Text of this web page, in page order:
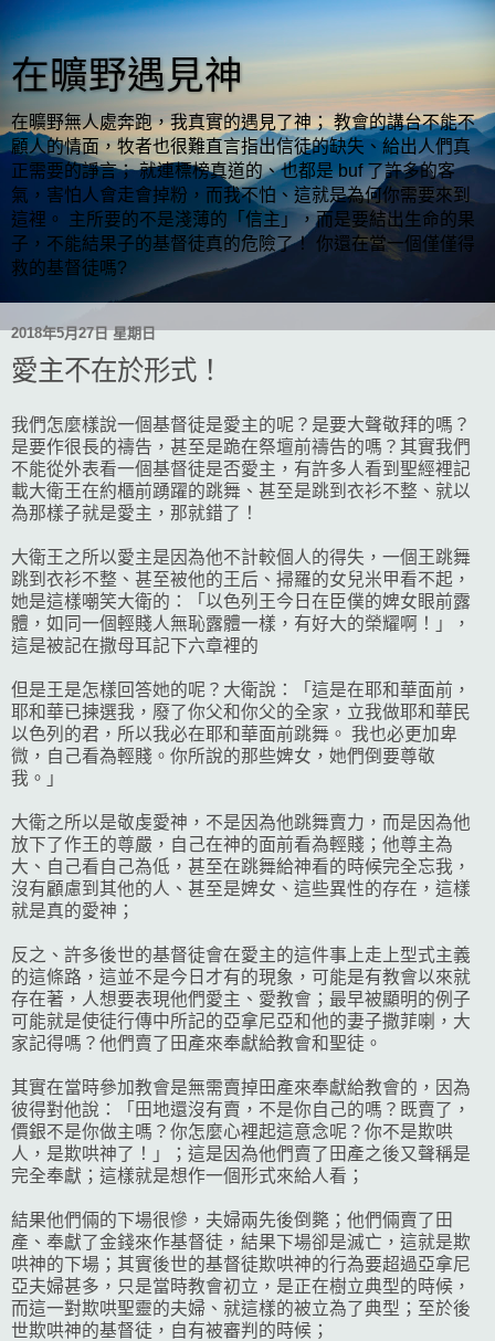
在曠野遇見神
在曠野無人處奔跑，我真實的遇見了神； 教會的講台不能不
顧人的情面，牧者也很難直言指出信徒的缺失、給出人們真
正需要的諍言； 就連標榜真道的、也都是 buf 了許多的客
氣，害怕人會走會掉粉，而我不怕、這就是為何你需要來到
這裡。 主所要的不是淺薄的「信主」，而是要結出生命的果
子，不能結果子的基督徒真的危險了！ 你還在當一個僅僅得
救的基督徒嗎?
2018年5月27日 星期日
愛主不在於形式！
我們怎麼樣說一個基督徒是愛主的呢？是要大聲敬拜的嗎？
是要作很長的禱告，甚至是跪在祭壇前禱告的嗎？其實我們
不能從外表看一個基督徒是否愛主，有許多人看到聖經裡記
載大衛王在約櫃前踴躍的跳舞、甚至是跳到衣衫不整、就以
為那樣子就是愛主，那就錯了！
大衛王之所以愛主是因為他不計較個人的得失，一個王跳舞
跳到衣衫不整、甚至被他的王后、掃羅的女兒米甲看不起，
她是這樣嘲笑大衛的：「以色列王今日在臣僕的婢女眼前露
體，如同一個輕賤人無恥露體一樣，有好大的榮耀啊！」，
這是被記在撒母耳記下六章裡的
但是王是怎樣回答她的呢？大衛說：「這是在耶和華面前，
耶和華已揀選我，廢了你父和你父的全家，立我做耶和華民
以色列的君，所以我必在耶和華面前跳舞。 我也必更加卑
微，自己看為輕賤。你所說的那些婢女，她們倒要尊敬
我。」
大衛之所以是敬虔愛神，不是因為他跳舞賣力，而是因為他
放下了作王的尊嚴，自己在神的面前看為輕賤；他尊主為
大、自己看自己為低，甚至在跳舞給神看的時候完全忘我，
沒有顧慮到其他的人、甚至是婢女、這些異性的存在，這樣
就是真的愛神；
反之、許多後世的基督徒會在愛主的這件事上走上型式主義
的這條路，這並不是今日才有的現象，可能是有教會以來就
存在著，人想要表現他們愛主、愛教會；最早被顯明的例子
可能就是使徒行傳中所記的亞拿尼亞和他的妻子撒菲喇，大
家記得嗎？他們賣了田產來奉獻給教會和聖徒。
其實在當時參加教會是無需賣掉田產來奉獻給教會的，因為
彼得對他說：「田地還沒有賣，不是你自己的嗎？既賣了，
價銀不是你做主嗎？你怎麼心裡起這意念呢？你不是欺哄
人，是欺哄神了！」；這是因為他們賣了田產之後又聲稱是
完全奉獻；這樣就是想作一個形式來給人看；
結果他們倆的下場很慘，夫婦兩先後倒斃；他們倆賣了田
產、奉獻了金錢來作基督徒，結果下場卻是滅亡，這就是欺
哄神的下場；其實後世的基督徒欺哄神的行為要超過亞拿尼
亞夫婦甚多，只是當時教會初立，是正在樹立典型的時候，
而這一對欺哄聖靈的夫婦、就這樣的被立為了典型；至於後
世欺哄神的基督徒，自有被審判的時候；